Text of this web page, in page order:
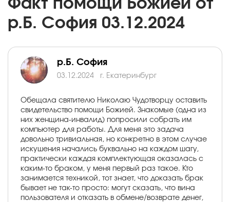
Факт помощи Божией от
р.Б. София 03.12.2024
р.Б. София
03.12.2024 г. Екатеринбург
Обещала святителю Николаю Чудотворцу оставить
свидетельство помощи Божией. Знакомые (одна из
них женщина-инвалид) попросили собрать им
компьютер для работы. Для меня это задача
довольно тривиальная, но конкретно в этом случае
искушения начались буквально на каждом шагу,
практически каждая комплектующая оказалась с
каким-то браком, у меня первый раз такое. Кто
занимается техникой, тот знает, что доказать брак
бывает не так-то просто: могут сказать, что вина
пользователя и отказать в обмене/возврате денег,